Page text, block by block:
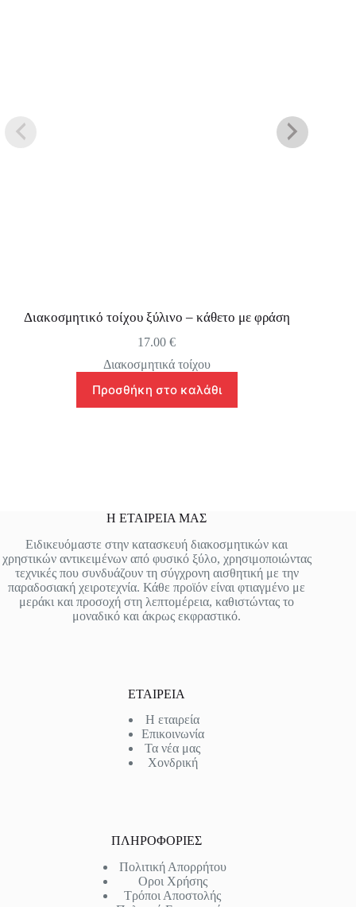
Διακοσμητικό τοίχου ξύλινο – κάθετο με φράση
17.00€
Διακοσμητικά τοίχου
Προσθήκη στο καλάθι
Η ΕΤΑΙΡΕΙΑ ΜΑΣ
Ειδικευόμαστε στην κατασκευή διακοσμητικών και
χρηστικών αντικειμένων από φυσικό ξύλο, χρησιμοποιώντας
τεχνικές που συνδυάζουν τη σύγχρονη αισθητική με την
παραδοσιακή χειροτεχνία. Κάθε προϊόν είναι φτιαγμένο με
μεράκι και προσοχή στη λεπτομέρεια, καθιστώντας το
μοναδικό και άκρως εκφραστικό.
ΕΤΑΙΡΕΙΑ
Η εταιρεία
Επικοινωνία
Τα νέα μας
Χονδρική
ΠΛΗΡΟΦΟΡΙΕΣ
Πολιτική Απορρήτου
Οροι Χρήσης
Τρόποι Αποστολής